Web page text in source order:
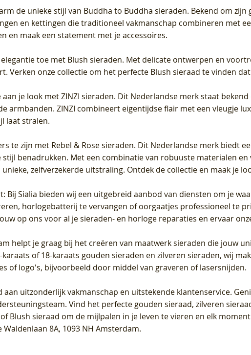
de unieke stijl van Buddha to Buddha sieraden. Bekend om
en kettingen die traditioneel vakmanschap combineren met
en maak een statement met je accessoires.
elegantie toe met Blush sieraden. Met delicate ontwerpen en
Verken onze collectie om het perfecte Blush sieraad te vinden
aan je look met ZINZI sieraden. Dit Nederlandse merk staat
armbanden. ZINZI combineert eigentijdse flair met een vleugje
laat stralen.
te zijn met Rebel & Rose sieraden. Dit Nederlandse merk biedt
benadrukken. Met een combinatie van robuuste materialen en
zelfverzekerde uitstraling. Ontdek de collectie en maak je
: Bij Sialia bieden wij een uitgebreid aanbod van diensten om je
horlogebatterij te vervangen of oorgaatjes professioneel te
op ons voor al je sieraden- en horloge reparaties en ervaar
helpt je graag bij het creëren van maatwerk sieraden die jouw
of 18-karaats gouden sieraden en zilveren sieraden, wij
of logo's, bijvoorbeeld door middel van graveren of lasersnijden.
aan uitzonderlijk vakmanschap en uitstekende klantenservice.
Vind het perfecte gouden sieraad, zilveren
Blush sieraad om de mijlpalen in je leven te vieren en elk
8A, 1093 NH Amsterdam.